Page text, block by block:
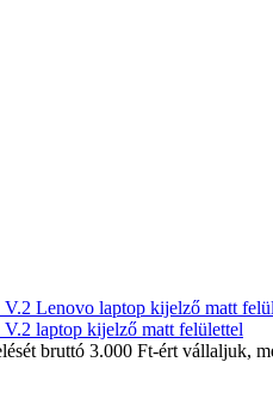
Lenovo laptop kijelző matt
laptop kijelző matt felülettel
bruttó 3.000 Ft-ért vállaljuk,